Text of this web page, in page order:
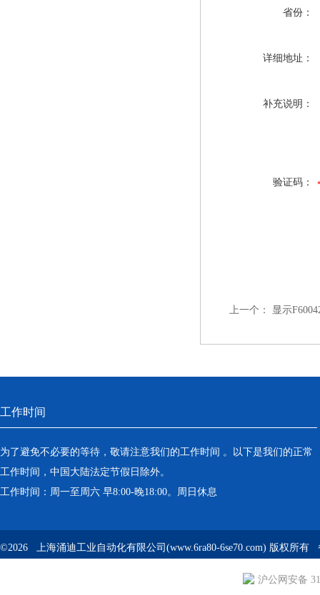
省份：
详细地址：
补充说明：
验证码：
上一个： 显示
工作时间
为了避免不必要的等待，敬请注意我们的工作时间 。以下是我们的正常
工作时间，中国大陆法定节假日除外。
工作时间：周一至周六 早8:00-晚18:00。周日休息
©2026 上海涌迪工业自动化有限公司(www.6ra80-6se70.com) 版权所有
沪公网安备